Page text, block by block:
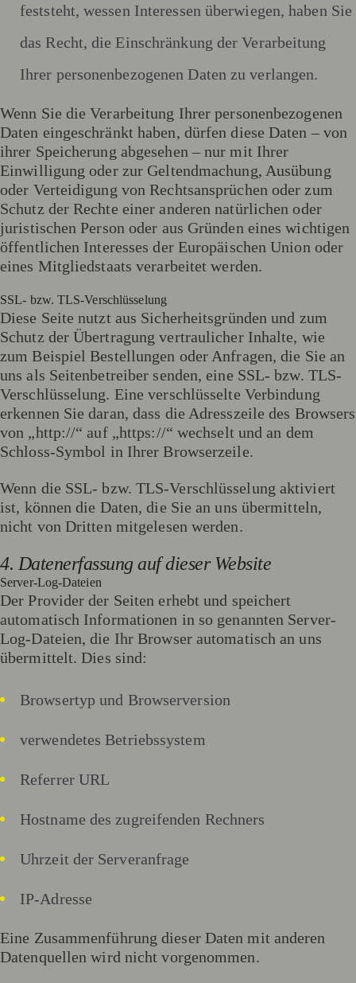
feststeht, wessen Interessen überwiegen, haben Sie
das Recht, die Einschränkung der Verarbeitung
Ihrer personenbezogenen Daten zu verlangen.
Wenn Sie die Verarbeitung Ihrer personenbezogenen
Daten eingeschränkt haben, dürfen diese Daten – von
ihrer Speicherung abgesehen – nur mit Ihrer
Einwilligung oder zur Geltendmachung, Ausübung
oder Verteidigung von Rechtsansprüchen oder zum
Schutz der Rechte einer anderen natürlichen oder
juristischen Person oder aus Gründen eines wichtigen
öffentlichen Interesses der Europäischen Union oder
eines Mitgliedstaats verarbeitet werden.
SSL- bzw. TLS-Verschlüsselung
Diese Seite nutzt aus Sicherheitsgründen und zum
Schutz der Übertragung vertraulicher Inhalte, wie
zum Beispiel Bestellungen oder Anfragen, die Sie an
uns als Seitenbetreiber senden, eine SSL- bzw. TLS-
Verschlüsselung. Eine verschlüsselte Verbindung
erkennen Sie daran, dass die Adresszeile des Browsers
von „http://“ auf „https://“ wechselt und an dem
Schloss-Symbol in Ihrer Browserzeile.
Wenn die SSL- bzw. TLS-Verschlüsselung aktiviert
ist, können die Daten, die Sie an uns übermitteln,
nicht von Dritten mitgelesen werden.
4. Datenerfassung auf dieser Website
Server-Log-Dateien
Der Provider der Seiten erhebt und speichert
automatisch Informationen in so genannten Server-
Log-Dateien, die Ihr Browser automatisch an uns
übermittelt. Dies sind:
Browsertyp und Browserversion
verwendetes Betriebssystem
Referrer URL
Hostname des zugreifenden Rechners
Uhrzeit der Serveranfrage
IP-Adresse
Eine Zusammenführung dieser Daten mit anderen
Datenquellen wird nicht vorgenommen.